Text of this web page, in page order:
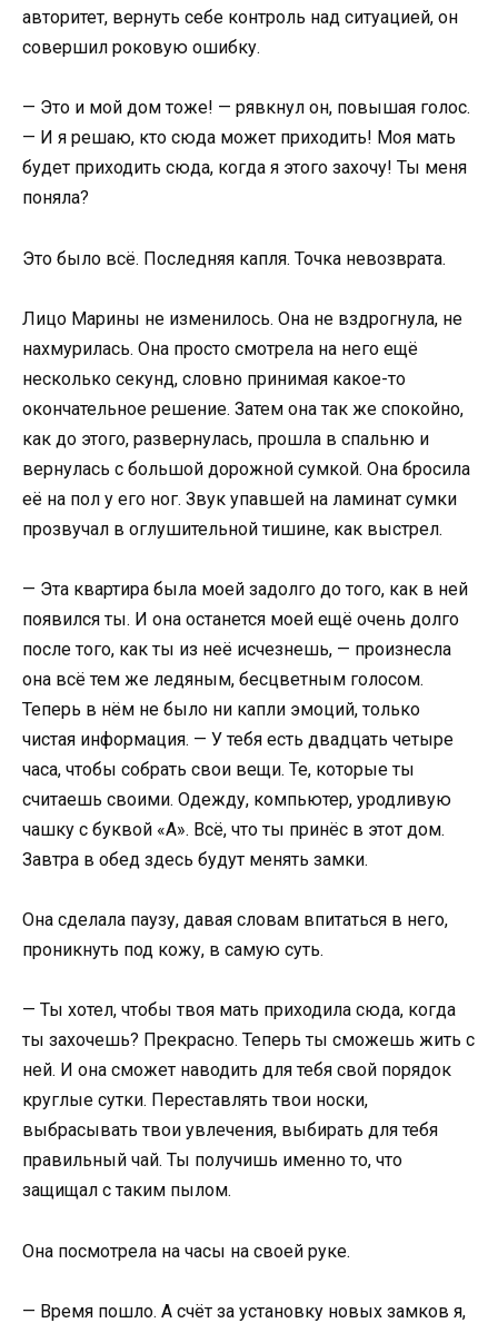
авторитет, вернуть себе контроль над ситуацией, он
совершил роковую ошибку.
— Это и мой дом тоже! — рявкнул он, повышая голос.
— И я решаю, кто сюда может приходить! Моя мать
будет приходить сюда, когда я этого захочу! Ты меня
поняла?
Это было всё. Последняя капля. Точка невозврата.
Лицо Марины не изменилось. Она не вздрогнула, не
нахмурилась. Она просто смотрела на него ещё
несколько секунд, словно принимая какое-то
окончательное решение. Затем она так же спокойно,
как до этого, развернулась, прошла в спальню и
вернулась с большой дорожной сумкой. Она бросила
её на пол у его ног. Звук упавшей на ламинат сумки
прозвучал в оглушительной тишине, как выстрел.
— Эта квартира была моей задолго до того, как в ней
появился ты. И она останется моей ещё очень долго
после того, как ты из неё исчезнешь, — произнесла
она всё тем же ледяным, бесцветным голосом.
Теперь в нём не было ни капли эмоций, только
чистая информация. — У тебя есть двадцать четыре
часа, чтобы собрать свои вещи. Те, которые ты
считаешь своими. Одежду, компьютер, уродливую
чашку с буквой «А». Всё, что ты принёс в этот дом.
Завтра в обед здесь будут менять замки.
Она сделала паузу, давая словам впитаться в него,
проникнуть под кожу, в самую суть.
— Ты хотел, чтобы твоя мать приходила сюда, когда
ты захочешь? Прекрасно. Теперь ты сможешь жить с
ней. И она сможет наводить для тебя свой порядок
круглые сутки. Переставлять твои носки,
выбрасывать твои увлечения, выбирать для тебя
правильный чай. Ты получишь именно то, что
защищал с таким пылом.
Она посмотрела на часы на своей руке.
— Время пошло. А счёт за установку новых замков я,